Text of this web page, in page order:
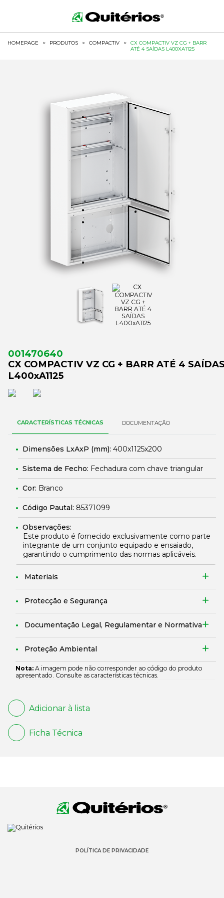
HOMEPAGE > PRODUTOS > COMPACTIV >
CX COMPACTIV VZ CG + BARR
ATÉ 4 SAÍDAS L400XA1125
001470640
CX COMPACTIV VZ CG + BARR ATÉ 4
L400xA1125
CARACTERÍSTICAS TÉCNICAS DOCUMENTAÇÃO
Dimensões LxAxP (mm): 400x1125x200
Sistema de Fecho: Fechadura com chave triangular
Cor: Branco
Código Pautal: 85371099
Observações:
Este produto é fornecido exclusivamente como parte
integrante de um conjunto equipado e ensaiado,
garantindo o cumprimento das normas aplicáveis.
Materiais
Protecção e Segurança
Documentação Legal, Regulamentar e Normativa
Proteção Ambiental
Nota: A imagem pode não corresponder ao código do produto
apresentado. Consulte as características técnicas.
Adicionar à lista
Ficha Técnica
POLÍTICA DE PRIVACIDADE